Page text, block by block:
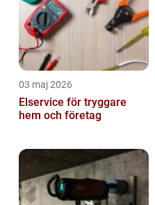
03 maj 2026
Elservice för tryggare
hem och företag